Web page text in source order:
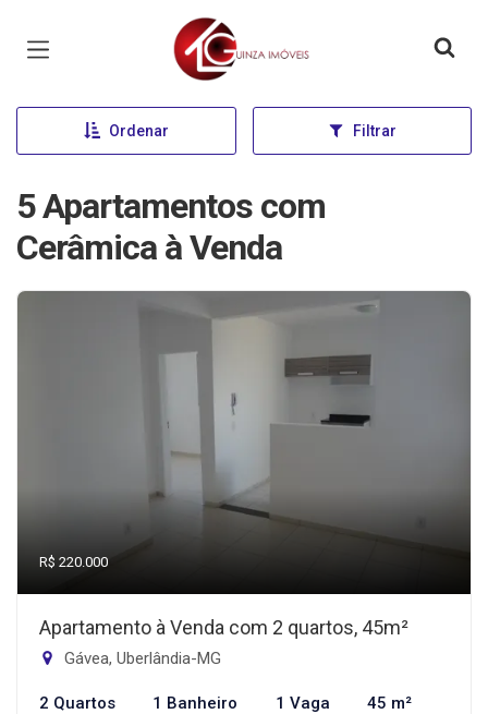
Página inicial
Ordenar Filtrar
5 Apartamentos com
Cerâmica à Venda
R$ 220.000
Apartamento à Venda com 2 quartos, 45m²
Gávea, Uberlândia-MG
2 Quartos 1 Banheiro 1 Vaga 45 m²